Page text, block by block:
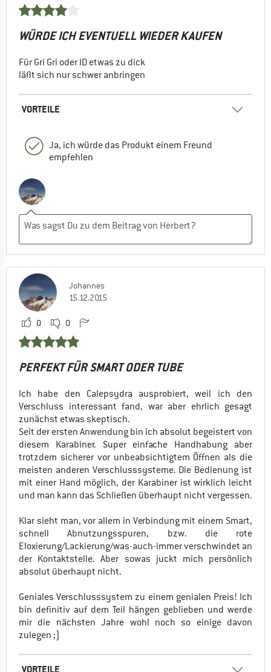
WÜRDE ICH EVENTUELL WIEDER KAUFEN
Für Gri Gri oder ID etwas zu dick
läßt sich nur schwer anbringen
VORTEILE
Ja, ich würde das Produkt einem Freund
empfehlen
Johannes
15.12.2015
0 0
PERFEKT FÜR SMART ODER TUBE
Ich habe den Calepsydra ausprobiert, weil ich den
Verschluss interessant fand, war aber ehrlich gesagt
zunächst etwas skeptisch.
Seit der ersten Anwendung bin ich absolut begeistert von
diesem Karabiner. Super einfache Handhabung aber
trotzdem sicherer vor unbeabsichtigtem Öffnen als die
meisten anderen Verschlusssysteme. Die Bedienung ist
mit einer Hand möglich, der Karabiner ist wirklich leicht
und man kann das Schließen überhaupt nicht vergessen.
Klar sieht man, vor allem in Verbindung mit einem Smart,
schnell Abnutzungsspuren, bzw. die rote
Eloxierung/Lackierung/was-auch-immer verschwindet an
der Kontaktstelle. Aber sowas juckt mich persönlich
absolut überhaupt nicht.
Geniales Verschlusssystem zu einem genialen Preis! Ich
bin definitiv auf dem Teil hängen geblieben und werde
mir die nächsten Jahre wohl noch so einige davon
zulegen ;)
VORTEILE